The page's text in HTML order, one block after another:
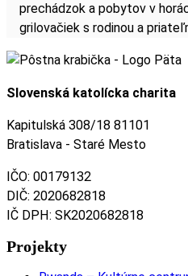
prechádzok a pobytov v
grilovačiek s rodinou a
Slovenská katolícka charita
Kapitulská 308/18 81101
Bratislava - Staré Mesto
IČO: 00179132
DIČ: 2020682818
IČ DPH: SK2020682818
Projekty